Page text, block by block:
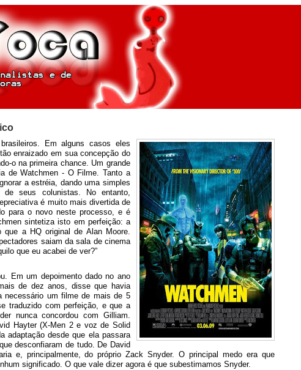
Em alguns casos eles
enraizado em sua concepção do
o na primeira chance. Um grande
de Watchmen - O Filme. Tanto a
a estréia, dando uma simples
seus colunistas. No entanto,
é muito mais divertida de
para o novo neste processo, e é
sintetiza isto em perfeição: a
a HQ original de Alan Moore.
saiam da sala de cinema
que eu acabei de ver?”
Em um depoimento dado no ano
de dez anos, disse que havia
necessário um filme de mais de 5
traduzido com perfeição, e que a
nunca concordou com Gilliam.
Hayter (X-Men 2 e voz de Solid
adaptação desde que ela passara
desconfiaram de tudo. De David
e, principalmente, do próprio Zack Snyder. O principal medo era que
significado. O que vale dizer agora é que subestimamos Snyder.